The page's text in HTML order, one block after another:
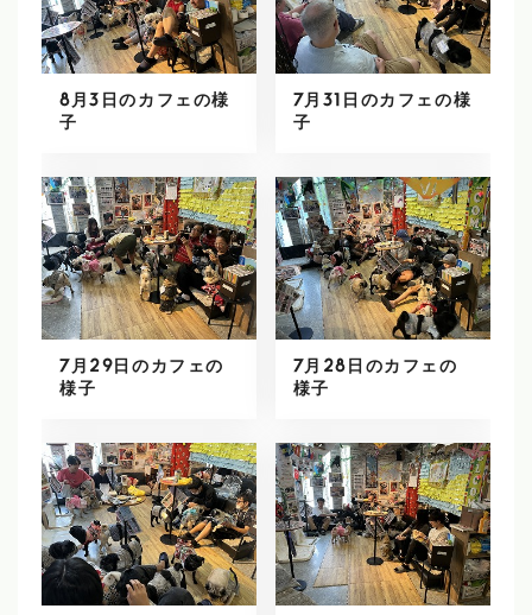
8月3日のカフェの様
子
7月31日のカフェの様
子
7月29日のカフェの
様子
7月28日のカフェの
様子